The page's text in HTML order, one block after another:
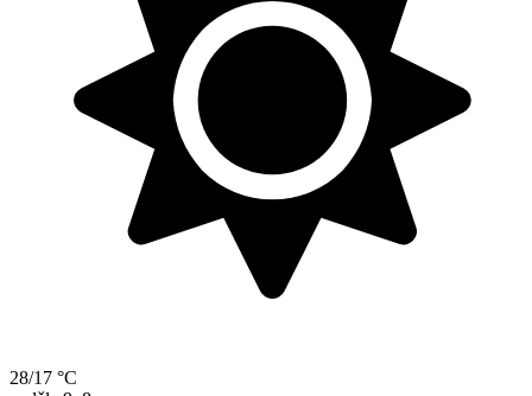
28/17 °C